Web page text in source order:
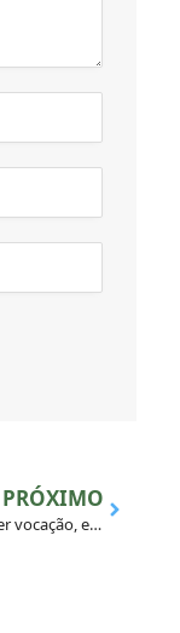
PRÓXIMO
Ter ou não ter vocação, eis a questão